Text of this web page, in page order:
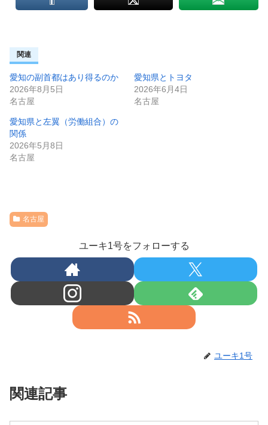
関連
愛知の副首都はあり得るのか
2026年8月5日
名古屋
愛知県とトヨタ
2026年6月4日
名古屋
愛知県と左翼（労働組合）の
関係
2026年5月8日
名古屋
名古屋
ユーキ1号をフォローする
ユーキ1号
関連記事